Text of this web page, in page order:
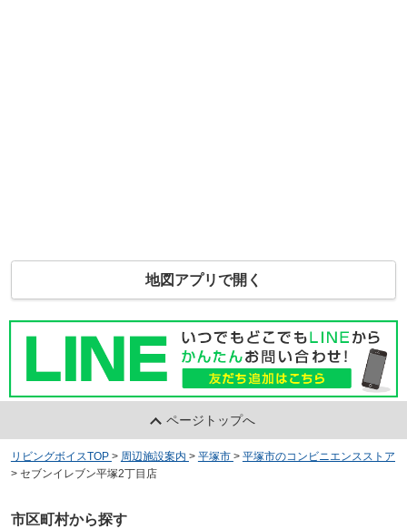
地図アプリで開く
ページトップへ
リビングボイスTOP > 周辺施設案内 > 平塚市 > 平塚市のコンビニエンスストア
> セブンイレブン平塚2丁目店
市区町村から探す